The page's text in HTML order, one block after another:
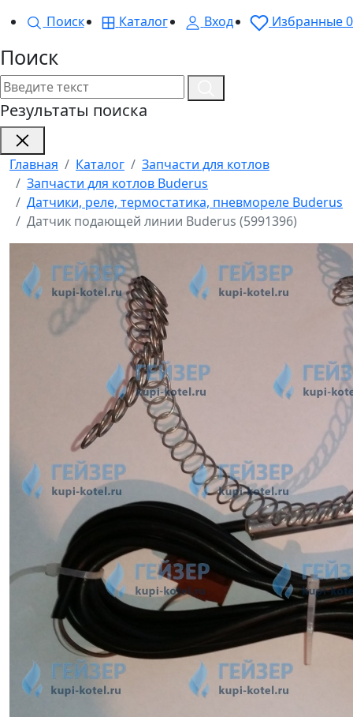
Поиск
Каталог Вход Избранные0
Поиск
Результаты поиска
Главная Каталог
Запчасти для котлов
Запчасти для котлов Buderus
Датчики, реле, термостатика, пневмореле Buderus
Датчик подающей линии Buderus (5991396)